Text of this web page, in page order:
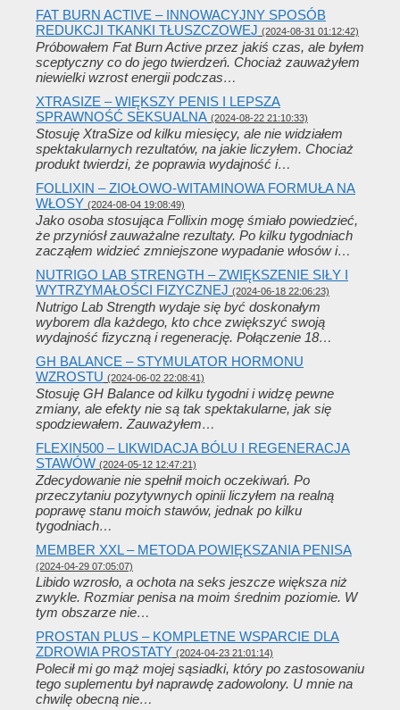
FAT BURN ACTIVE – INNOWACYJNY SPOSÓB
REDUKCJI TKANKI TŁUSZCZOWEJ (2024-08-31 01:12:42)
Próbowałem Fat Burn Active przez jakiś czas, ale byłem
sceptyczny co do jego twierdzeń. Chociaż zauważyłem
niewielki wzrost energii podczas…
XTRASIZE – WIĘKSZY PENIS I LEPSZA
SPRAWNOŚĆ SEKSUALNA (2024-08-22 21:10:33)
Stosuję XtraSize od kilku miesięcy, ale nie widziałem
spektakularnych rezultatów, na jakie liczyłem. Chociaż
produkt twierdzi, że poprawia wydajność i…
FOLLIXIN – ZIOŁOWO-WITAMINOWA FORMUŁA NA
WŁOSY (2024-08-04 19:08:49)
Jako osoba stosująca Follixin mogę śmiało powiedzieć,
że przyniósł zauważalne rezultaty. Po kilku tygodniach
zacząłem widzieć zmniejszone wypadanie włosów i…
NUTRIGO LAB STRENGTH – ZWIĘKSZENIE SIŁY I
WYTRZYMAŁOŚCI FIZYCZNEJ (2024-06-18 22:06:23)
Nutrigo Lab Strength wydaje się być doskonałym
wyborem dla każdego, kto chce zwiększyć swoją
wydajność fizyczną i regenerację. Połączenie 18…
GH BALANCE – STYMULATOR HORMONU
WZROSTU (2024-06-02 22:08:41)
Stosuję GH Balance od kilku tygodni i widzę pewne
zmiany, ale efekty nie są tak spektakularne, jak się
spodziewałem. Zauważyłem…
FLEXIN500 – LIKWIDACJA BÓLU I REGENERACJA
STAWÓW (2024-05-12 12:47:21)
Zdecydowanie nie spełnił moich oczekiwań. Po
przeczytaniu pozytywnych opinii liczyłem na realną
poprawę stanu moich stawów, jednak po kilku
tygodniach…
MEMBER XXL – METODA POWIĘKSZANIA PENISA
(2024-04-29 07:05:07)
Libido wzrosło, a ochota na seks jeszcze większa niż
zwykle. Rozmiar penisa na moim średnim poziomie. W
tym obszarze nie…
PROSTAN PLUS – KOMPLETNE WSPARCIE DLA
ZDROWIA PROSTATY (2024-04-23 21:01:14)
Polecił mi go mąż mojej sąsiadki, który po zastosowaniu
tego suplementu był naprawdę zadowolony. U mnie na
chwilę obecną nie…